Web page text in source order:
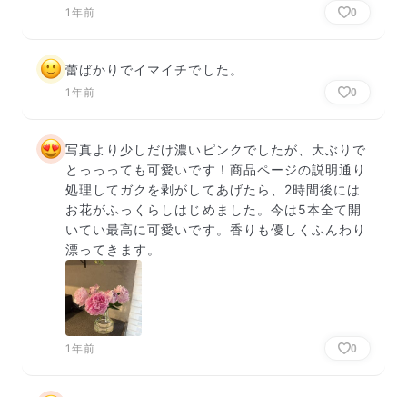
1年前 0
蕾ばかりでイマイチでした。
1年前 0
写真より少しだけ濃いピンクでしたが、大ぶりで
とっっっても可愛いです！商品ページの説明通り
処理してガクを剥がしてあげたら、2時間後には
お花がふっくらしはじめました。今は5本全て開
いてい最高に可愛いです。香りも優しくふんわり
漂ってきます。
1年前 0